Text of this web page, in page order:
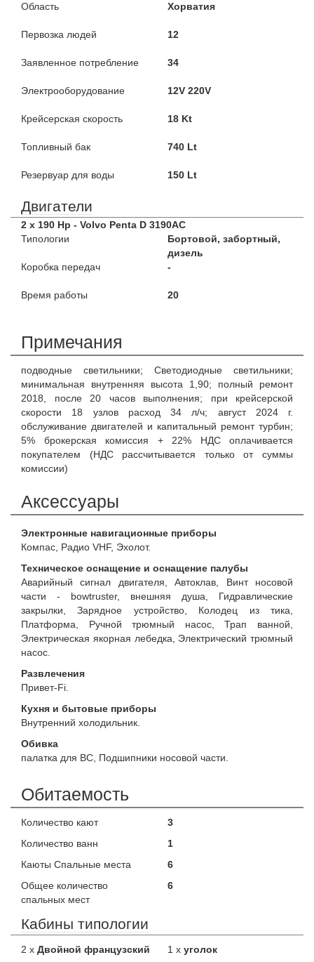
Область Хорватия
Первозка людей 12
Заявленное потребление 34
Электрооборудование 12V 220V
Крейсерская скорость 18 Kt
Топливный бак 740 Lt
Резервуар для воды 150 Lt
Двигатели
2 x 190 Hp - Volvo Penta D 3190AC
Типологии
Бортовой, забортный,
дизель
Коробка передач
-
Время работы 20
Примечания
подводные светильники; Светодиодные светильники;
минимальная внутренняя высота 1,90; полный ремонт
2018, после 20 часов выполнения; при крейсерской
скорости 18 узлов расход 34 л/ч; август 2024 г.
обслуживание двигателей и капитальный ремонт турбин;
5% брокерская комиссия + 22% НДС оплачивается
покупателем (НДС рассчитывается только от суммы
комиссии)
Аксессуары
Электронные навигационные приборы
Компас, Радио VHF, Эхолот.
Техническое оснащение и оснащение палубы
Аварийный сигнал двигателя, Автоклав, Винт носовой
части - bowtruster, внешняя душа, Гидравлические
закрылки, Зарядное устройство, Колодец из тика,
Платформа, Ручной трюмный насос, Трап ванной,
Электрическая якорная лебедка, Электрический трюмный
насос.
Развлечения
Привет-Fi.
Кухня и бытовые приборы
Внутренний холодильник.
Обивка
палатка для ВС, Подшипники носовой части.
Обитаемость
Количество кают
3
Количество ванн
1
Каюты Спальные места
6
Общее количество
спальных мест
6
Кабины типологии
2 x Двойной французский 1 x уголок